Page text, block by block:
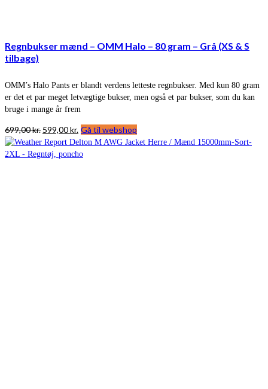
Regnbukser mænd – OMM Halo – 80 gram – Grå (XS & S
tilbage)
OMM’s Halo Pants er blandt verdens letteste regnbukser. Med kun 80 gram
er det et par meget letvægtige bukser, men også et par bukser, som du kan
bruge i mange år frem
699,00kr. Den
oprindelige
pris
599,00kr.Den
aktuelle
pris
Gå til webshop